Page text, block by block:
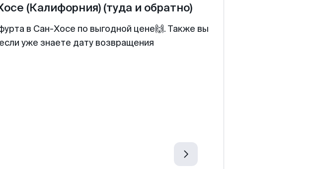
(Калифорния) (туда и обратно)
в Сан-Хосе по выгодной цене🙌. Также вы
уже знаете дату возвращения